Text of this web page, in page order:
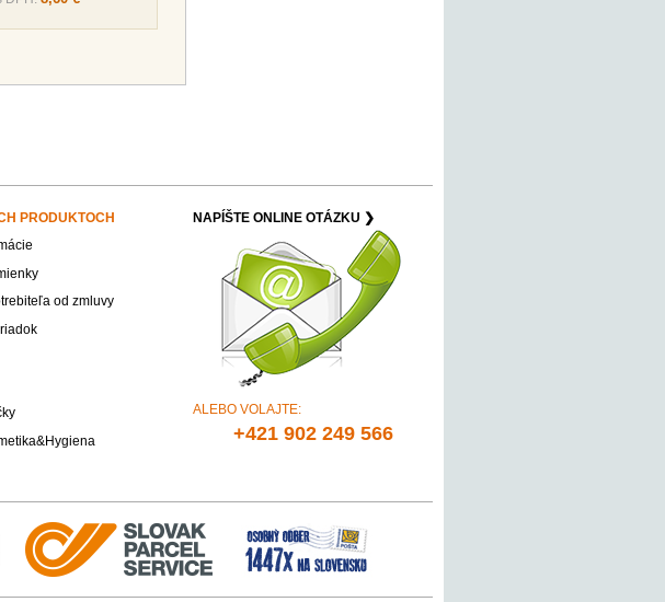
PRODUKTOCH NAPÍŠTE ONLINE OTÁZKU ❯
ALEBO VOLAJTE:
+421 902 249 566
od zmluvy